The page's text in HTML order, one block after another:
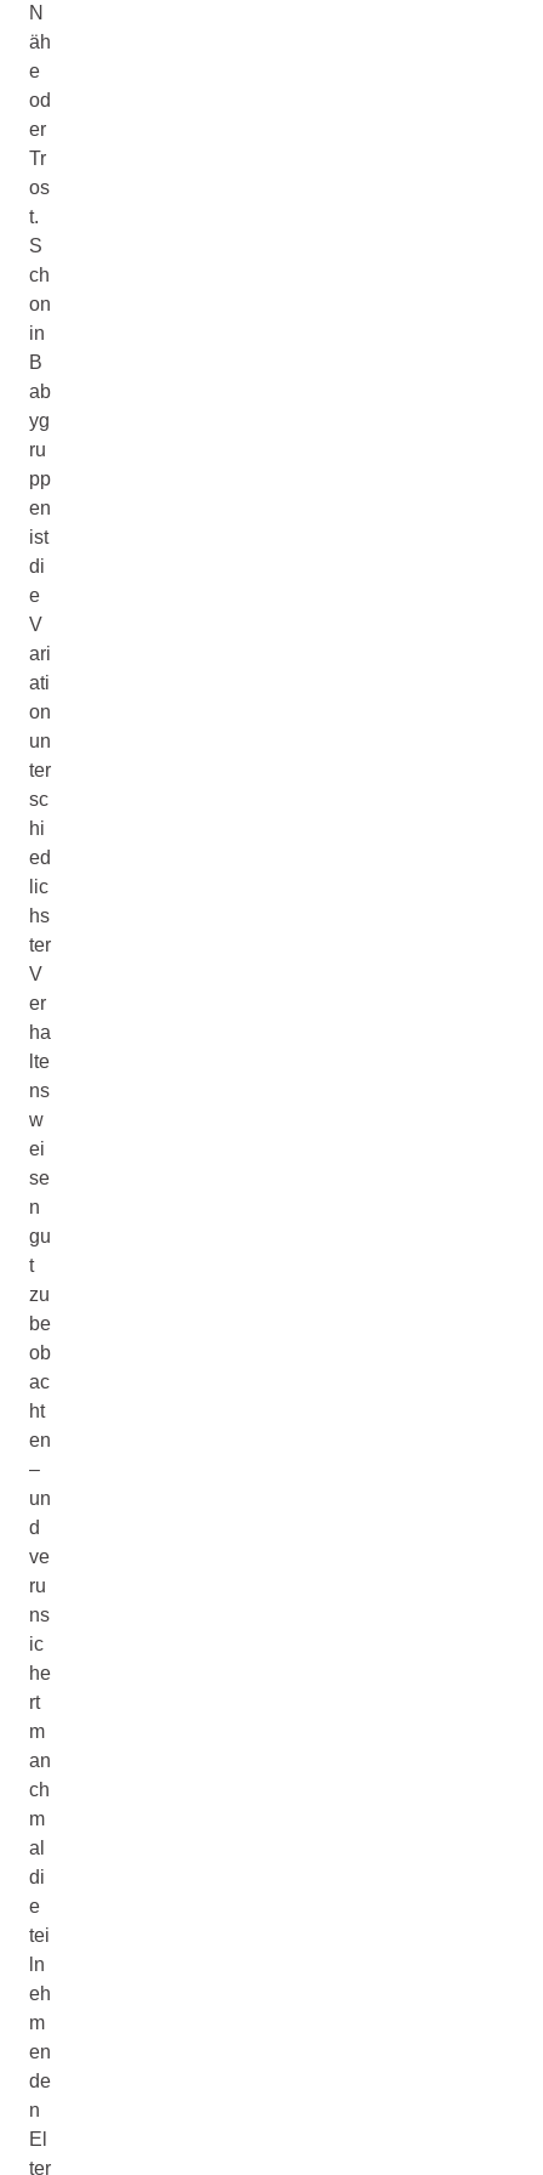
N
äh
e
od
er
Tr
os
t.
S
ch
on
in
B
ab
yg
ru
pp
en
ist
di
e
V
ari
ati
on
un
ter
sc
hi
ed
lic
hs
ter
V
er
ha
lte
ns
w
ei
se
n
gu
t
zu
be
ob
ac
ht
en
–
un
d
ve
ru
ns
ic
he
rt
m
an
ch
m
al
di
e
tei
ln
eh
m
en
de
n
El
ter